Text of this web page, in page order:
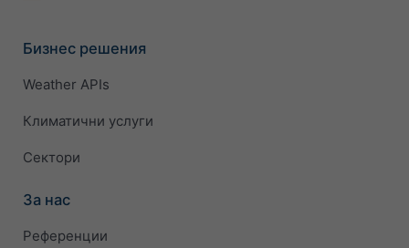
Бизнес решения
Weather APIs
Климатични услуги
Сектори
За нас
Референции